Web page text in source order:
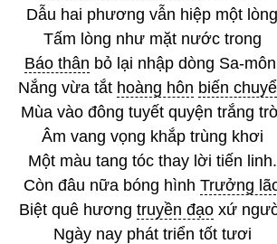
Dẫu hai phương vẫn hiệp một lòng
Tấm lòng như mặt nước trong
Báo thân bỏ lại nhập dòng Sa-
Nắng vừa tắt hoàng hôn biến
Mùa vào đông tuyết quyện trắng
Âm vang vọng khắp trùng khơi
Một màu tang tóc thay lời tiến linh.
Còn đâu nữa bóng hình Trưởng
Biệt quê hương truyền đạo xứ
Ngày nay phát triển tốt tươi